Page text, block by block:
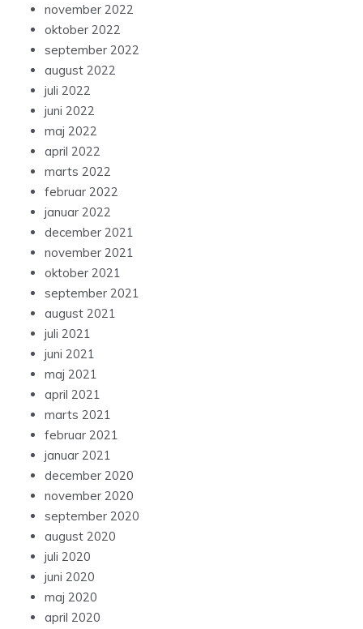
november 2022
oktober 2022
september 2022
august 2022
juli 2022
juni 2022
maj 2022
april 2022
marts 2022
februar 2022
januar 2022
december 2021
november 2021
oktober 2021
september 2021
august 2021
juli 2021
juni 2021
maj 2021
april 2021
marts 2021
februar 2021
januar 2021
december 2020
november 2020
september 2020
august 2020
juli 2020
juni 2020
maj 2020
april 2020